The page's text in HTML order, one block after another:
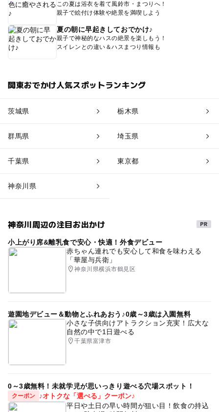
この夏は浴衣を着て風鈴市・まつりへ！
親子で絵付け体験や絶景を満喫しよう
夏の朝に早起きしておでかけ♪
親子で神秘的なハスの絶景を楽しもう！
スイレンとの違い＆ハスまつり情報も
関東おでかけ人気スポットランキング
茨城県 栃木県
群馬県 埼玉県
千葉県 東京都
神奈川県
神奈川周辺の注目お出かけ
小上がり席&離乳食で安心・快適！外食デビュー
赤ちゃん連れでも安心して和食を味わえる
「華屋与兵衛」
神奈川県横浜市鶴見区
遊園地デビュー＆動物とふれあおう♪0歳～3歳は入園無料
小さな子供向けアトラクション充実！広大な
自然の中で1日遊べる
千葉県富津市
0～3歳無料！未就学児が思いっきり遊べる穴場スポット！
クーポン
♪オトクな「選べる」クーポン♪
平日や土日の早い時間が狙い目！飲食の持込